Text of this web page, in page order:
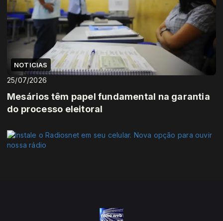
NOTICIAS
25/07/2026
Mesários têm papel fundamental na garantia
do processo eleitoral